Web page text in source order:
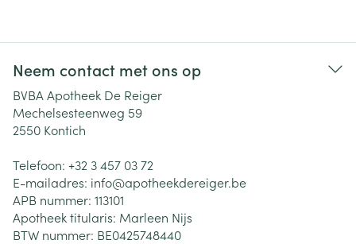
Neem contact met ons op
BVBA Apotheek De Reiger
Mechelsesteenweg 59
2550 Kontich
Telefoon: +32 3 457 03 72
E-mailadres: info@apotheekdereiger.be
APB nummer: 113101
Apotheek titularis: Marleen Nijs
BTW nummer: BE0425748440